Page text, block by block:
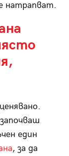
натрапват.
един
, за да